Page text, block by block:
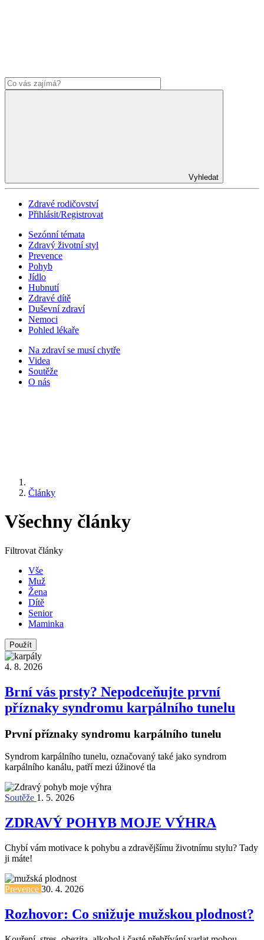
Vyhledat
Zdravé rodičovství
Přihlásit/Registrovat
Sezónní témata
Zdravý životní styl
Prevence
Pohyb
Jídlo
Hubnutí
Zdravé dítě
Duševní zdraví
Nemoci
Pohled lékaře
Na zdraví se musí chytře
Videa
Soutěže
O nás
Články
Všechny články
Filtrovat články
Vše
Muž
Žena
Dítě
Senior
Maminka
4. 8. 2026
Brní vás prsty? Nepodceňujte první
příznaky syndromu karpálního tunelu
První příznaky syndromu karpálního tunelu
Syndrom karpálního tunelu, označovaný také jako syndrom
karpálního kanálu, patří mezi úžinové tla
Soutěže 1. 5. 2026
ZDRAVÝ POHYB MOJE VÝHRA
Chybí vám motivace k pohybu a zdravějšímu životnímu stylu? Tady
ji máte!
Prevence 30. 4. 2026
Rozhovor: Co snižuje mužskou plodnost?